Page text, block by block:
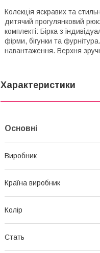
Колекція яскравих та
дитячий прогулянковий
комплекті: Бірка з
фірми, бігунки та
навантаження. Верхня
Характеристики
Основні
Виробник
Країна виробник
Колір
Стать